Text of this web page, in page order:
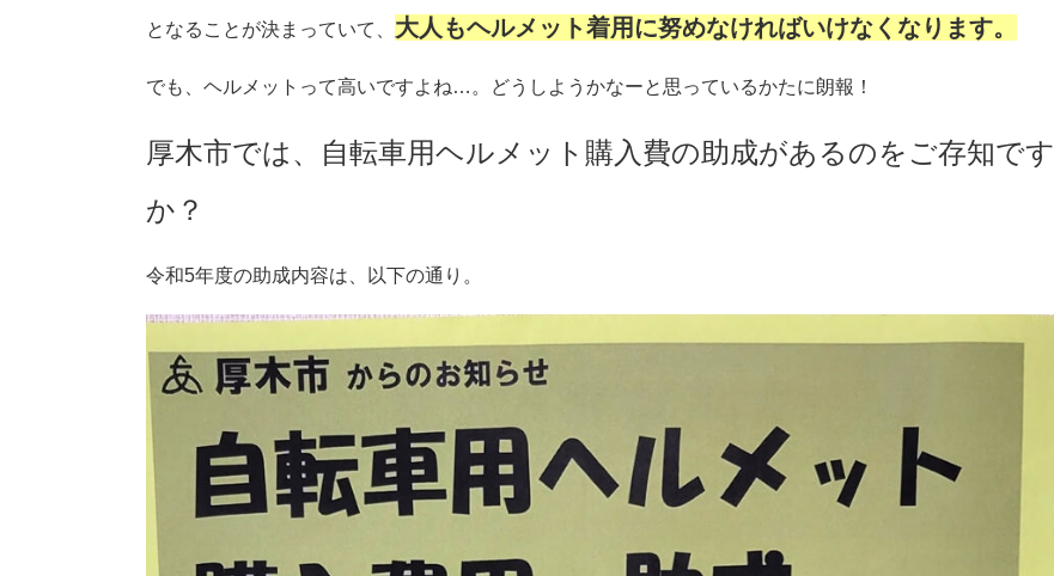
となることが決まっていて、 大人もヘルメット着用に努めなければいけなくなります。
でも、ヘルメットって高いですよね…。どうしようかなーと思っているかたに朗報！
厚木市では、自転車用ヘルメット購入費の助成があるのをご存知です
か？
令和5年度の助成内容は、以下の通り。